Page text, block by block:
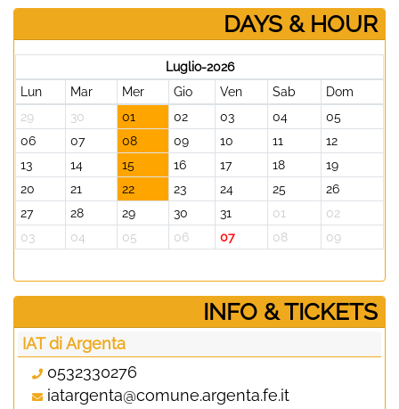
DAYS & HOUR
Luglio-2026
Lun
Mar Mer Gio Ven Sab
Dom
29
30 01 02 03 04
05
06
07 08 09 10 11
12
13
14 15 16 17 18
19
20
21 22 23 24 25
26
27
28 29 30 31 01
02
03
04 05 06 07 08 09
­INFO & TICKETS
IAT di Argenta
0532330276
iatargenta@comune.argenta.fe.it